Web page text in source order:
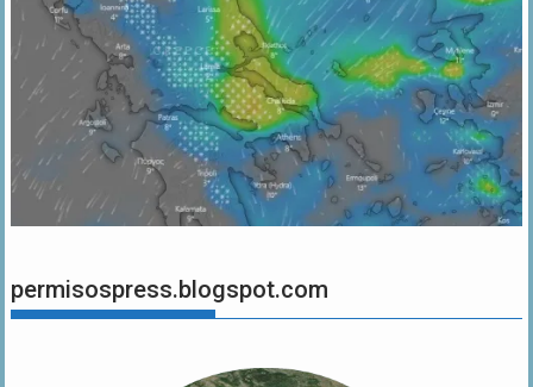
permisospress.blogspot.com